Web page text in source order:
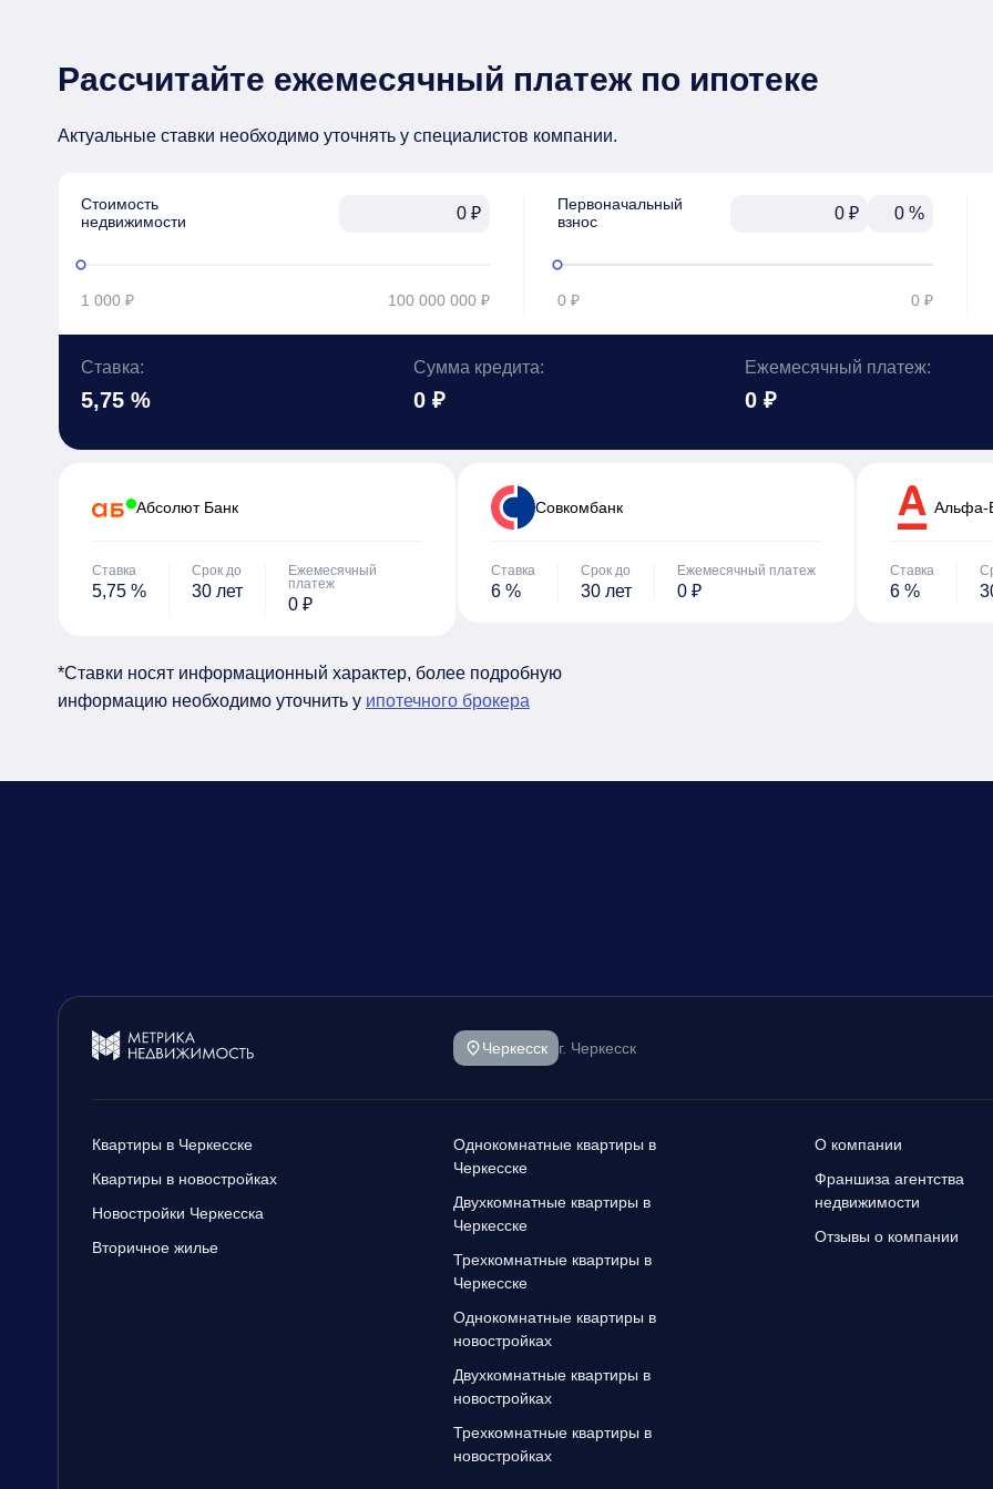
Рассчитайте ежемесячный платеж по ипотеке
Актуальные ставки необходимо уточнять у специалистов компании.
Стоимость
недвижимости
₽
1 000 ₽ 100 000 000 ₽
Первоначальный
взнос
₽ %
0 ₽ 0 ₽
Ставка:
5,75 %
Сумма кредита:
0 ₽
Ежемесячный платеж:
0 ₽
Абсолют Банк
Ставка
5,75 %
Срок до
30 лет
Ежемесячный
платеж
0 ₽
Cовкомбанк
Ставка
6 %
Срок до
30 лет
Ежемесячный платеж
0 ₽
Альфа-
Ставка
6 %
*Ставки носят информационный характер, более подробную
информацию необходимо уточнить у ипотечного брокера
Черкесск г. Черкесск
Квартиры в Черкесске
Квартиры в новостройках
Новостройки Черкесска
Вторичное жилье
Однокомнатные квартиры в
Черкесске
Двухкомнатные квартиры в
Черкесске
Трехкомнатные квартиры в
Черкесске
Однокомнатные квартиры в
новостройках
Двухкомнатные квартиры в
новостройках
Трехкомнатные квартиры в
новостройках
О компании
Франшиза агентства
недвижимости
Отзывы о компании